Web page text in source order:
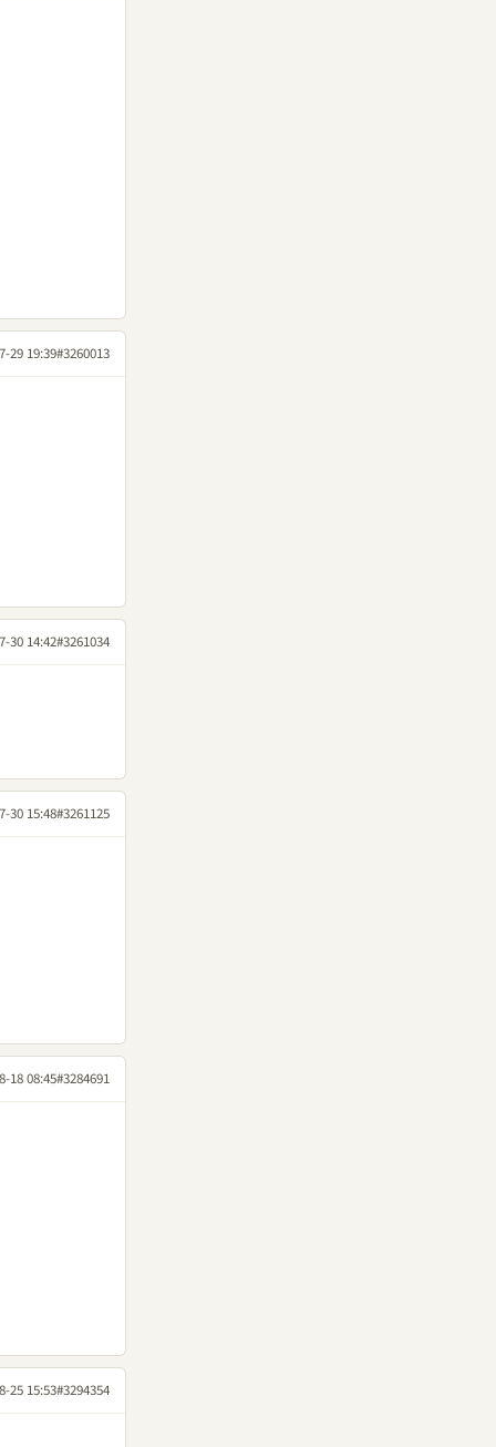
29 19:39#3260013
30 14:42#3261034
30 15:48#3261125
18 08:45#3284691
25 15:53#3294354